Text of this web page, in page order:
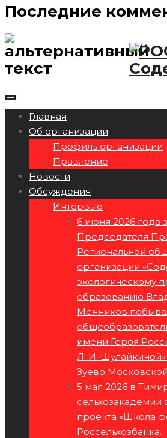
Последние
Главная
Об организации
Профиль организации
Правление
Новости
Обсуждения
Интервью
6 июня 2026 года
Председателя
Региональной
организации
экологическому
образованию
Менников
имени Героя
Л. И.
Зуево
5 мая 2026 в
сельхозакадемии
проекта «Школа
Россельхозбанка.